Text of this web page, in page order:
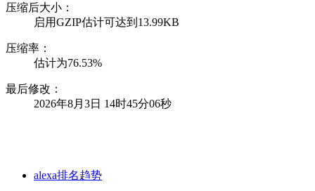
压缩后大小：
启用GZIP估计可达到13.99KB
压缩率：
估计为76.53%
最后修改：
2026年8月3日 14时45分06秒
alexa排名趋势